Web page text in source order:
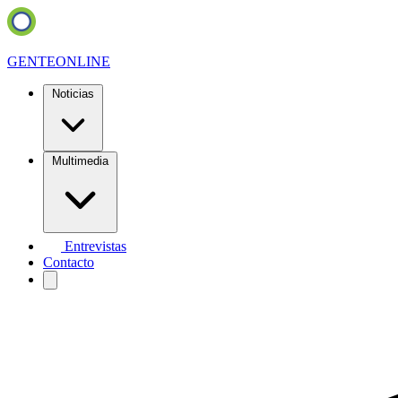
GENTEONLINE
Noticias
Multimedia
Entrevistas
Contacto